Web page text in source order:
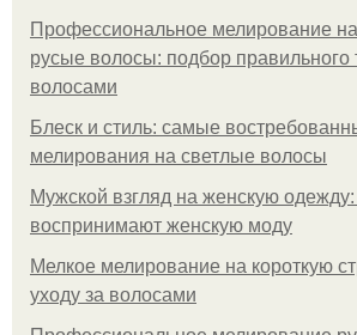
Профессиональное мелирование
русые волосы: подбор правильного
волосами
Блеск и стиль: самые
мелирования на светлые волосы
Мужской взгляд на женскую
воспринимают женскую моду
Мелкое мелирование на короткую
уходу за волосами